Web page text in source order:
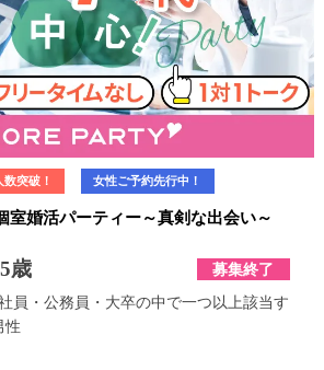
数突破！ 女性ご予約先行中！
室婚活パーティー～真剣な出会い～
歳 募集終了
員・公務員・大卒の中で一つ以上該当す
性